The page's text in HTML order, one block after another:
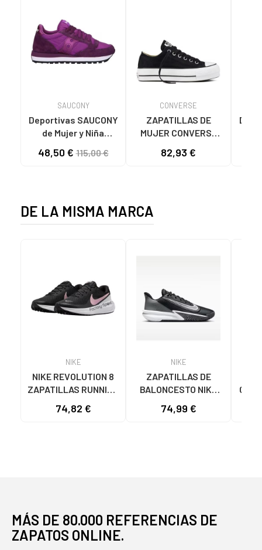
SAUCONY
Deportivas SAUCONY
de Mujer y Niña
DEPORTIVAS JAZZ
48,50 €115,00 €
CONVERSE
ZAPATILLAS DE
MUJER CONVERSE
TAYLOR ALL STAR
82,93 €
DE LA MISMA MARCA
NIKE
NIKE REVOLUTION 8
ZAPATILLAS RUNNING
NEGRO-ROSA NAN
74,82 €
NIKE
ZAPATILLAS DE
BALONCESTO NIKE
NEGRO
74,99 €
MÁS DE 80.000 REFERENCIAS DE
ZAPATOS ONLINE.